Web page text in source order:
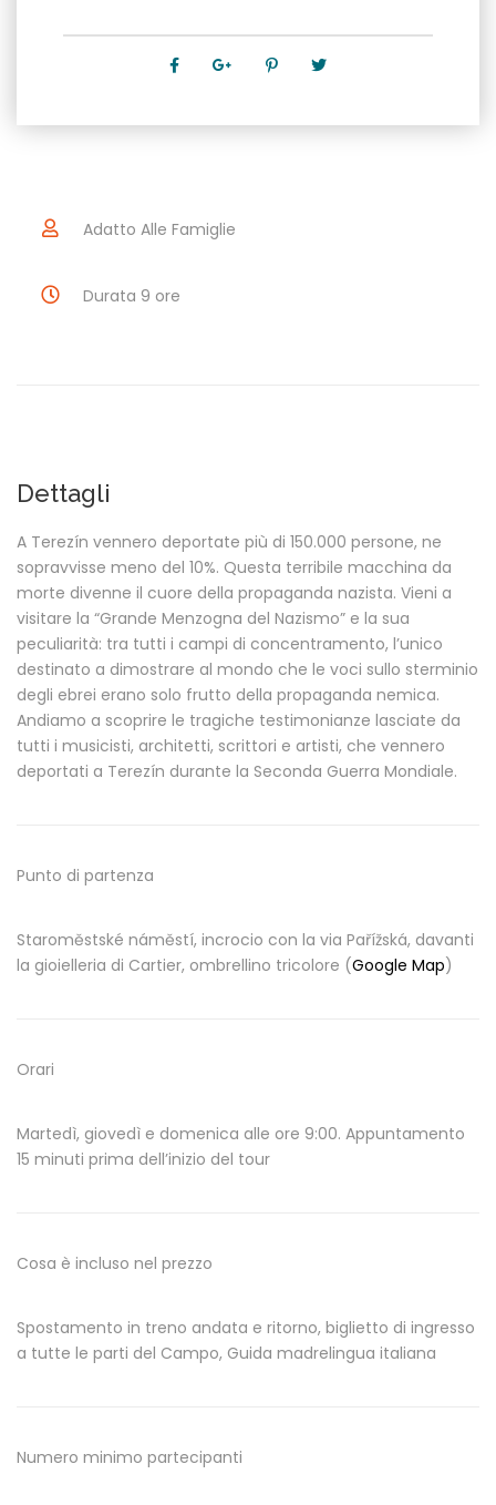
Adatto Alle Famiglie
Durata 9 ore
Dettagli
A Terezín vennero deportate più di 150.000 persone, ne
sopravvisse meno del 10%. Questa terribile macchina da
morte divenne il cuore della propaganda nazista. Vieni a
visitare la “Grande Menzogna del Nazismo” e la sua
peculiarità: tra tutti i campi di concentramento, l’unico
destinato a dimostrare al mondo che le voci sullo sterminio
degli ebrei erano solo frutto della propaganda nemica.
Andiamo a scoprire le tragiche testimonianze lasciate da
tutti i musicisti, architetti, scrittori e artisti, che vennero
deportati a Terezín durante la Seconda Guerra Mondiale.
Punto di partenza
Staroměstské náměstí, incrocio con la via Pařížská, davanti
la gioielleria di Cartier, ombrellino tricolore (Google Map)
Orari
Martedì, giovedì e domenica alle ore 9:00. Appuntamento
15 minuti prima dell’inizio del tour
Cosa è incluso nel prezzo
Spostamento in treno andata e ritorno, biglietto di ingresso
a tutte le parti del Campo, Guida madrelingua italiana
Numero minimo partecipanti